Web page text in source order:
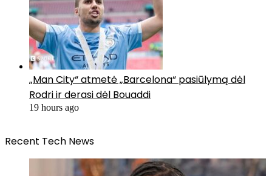
„Man City“ atmetė „Barcelona“ pasiūlymą dėl
Rodri ir derasi dėl Bouaddi
19 hours ago
Recent Tech News